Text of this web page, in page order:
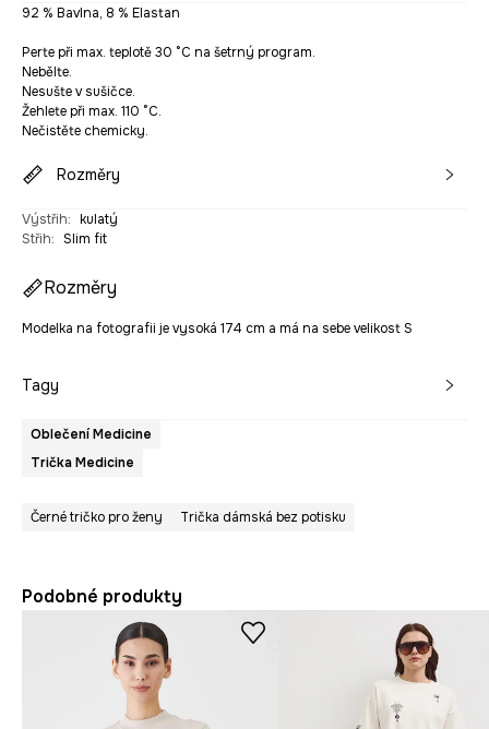
92 % Bavlna, 8 % Elastan
Perte při max. teplotě 30 °C na šetrný program.
Nebělte.
Nesušte v sušičce.
Žehlete při max. 110 °C.
Nečistěte chemicky.
Rozměry
Výstřih: kulatý
Střih: Slim fit
Rozměry
Modelka na fotografii je vysoká 174 cm a má na sebe velikost S
Tagy
Oblečení Medicine
Trička Medicine
Černé tričko pro ženy Trička dámská bez potisku
Podobné produkty